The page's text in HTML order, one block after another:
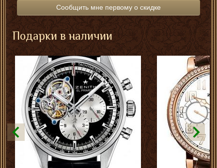
Сообщить мне первому о скидке
Подарки в наличии